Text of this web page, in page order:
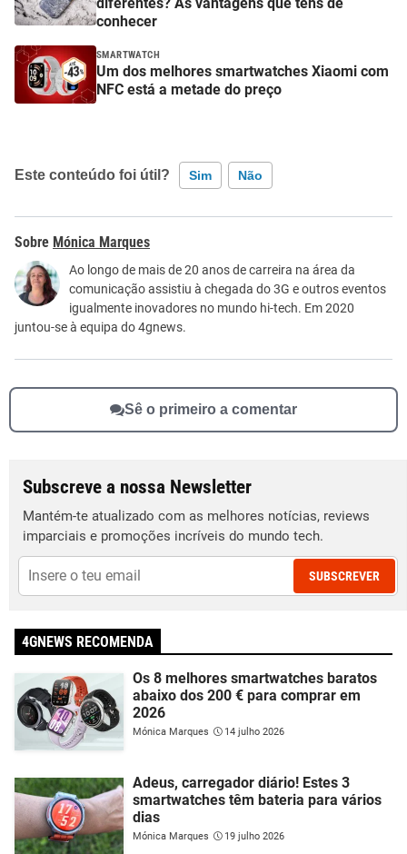
conhecer
SMARTWATCH
Um dos melhores smartwatches Xiaomi com
NFC está a metade do preço
Este conteúdo foi útil? Sim Não
Este conteúdo contém informação incorreta
Este conteúdo não tem a informação que procuro
Outro
Mónica Marques
Ao longo de mais de 20 anos de carreira na área da
comunicação assistiu à chegada do 3G e outros eventos
igualmente inovadores no mundo hi-tech. Em 2020
juntou-se à equipa do 4gnews.
Sê o primeiro a comentar
Subscreve a nossa Newsletter
Mantém-te atualizado com as melhores notícias, reviews
imparciais e promoções incríveis do mundo tech.
SUBSCREVER
4GNEWS RECOMENDA
Os 8 melhores smartwatches baratos
abaixo dos 200 € para comprar em
2026
Mónica Marques 14 julho 2026
Adeus, carregador diário! Estes 3
smartwatches têm bateria para vários
dias
Mónica Marques 19 julho 2026